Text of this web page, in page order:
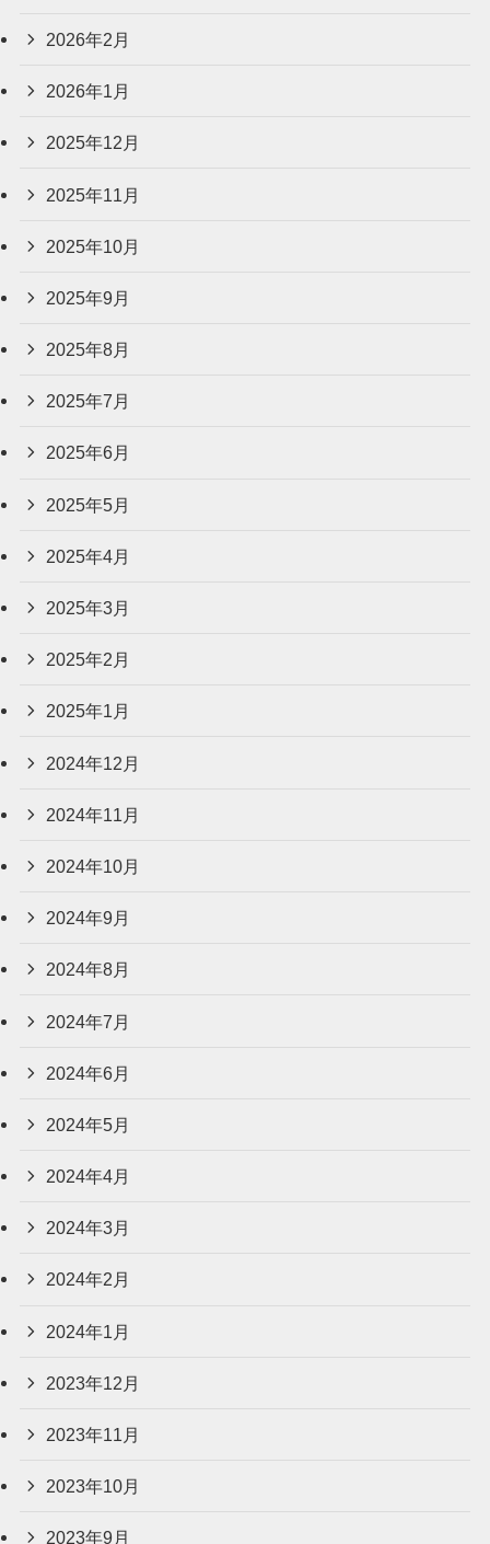
2026年2月
2026年1月
2025年12月
2025年11月
2025年10月
2025年9月
2025年8月
2025年7月
2025年6月
2025年5月
2025年4月
2025年3月
2025年2月
2025年1月
2024年12月
2024年11月
2024年10月
2024年9月
2024年8月
2024年7月
2024年6月
2024年5月
2024年4月
2024年3月
2024年2月
2024年1月
2023年12月
2023年11月
2023年10月
2023年9月